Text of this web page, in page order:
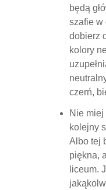
będą
szafie w
dobierz
kolory
czerń,
Nie miej
kolejny
Albo tej
piękna,
liceum.